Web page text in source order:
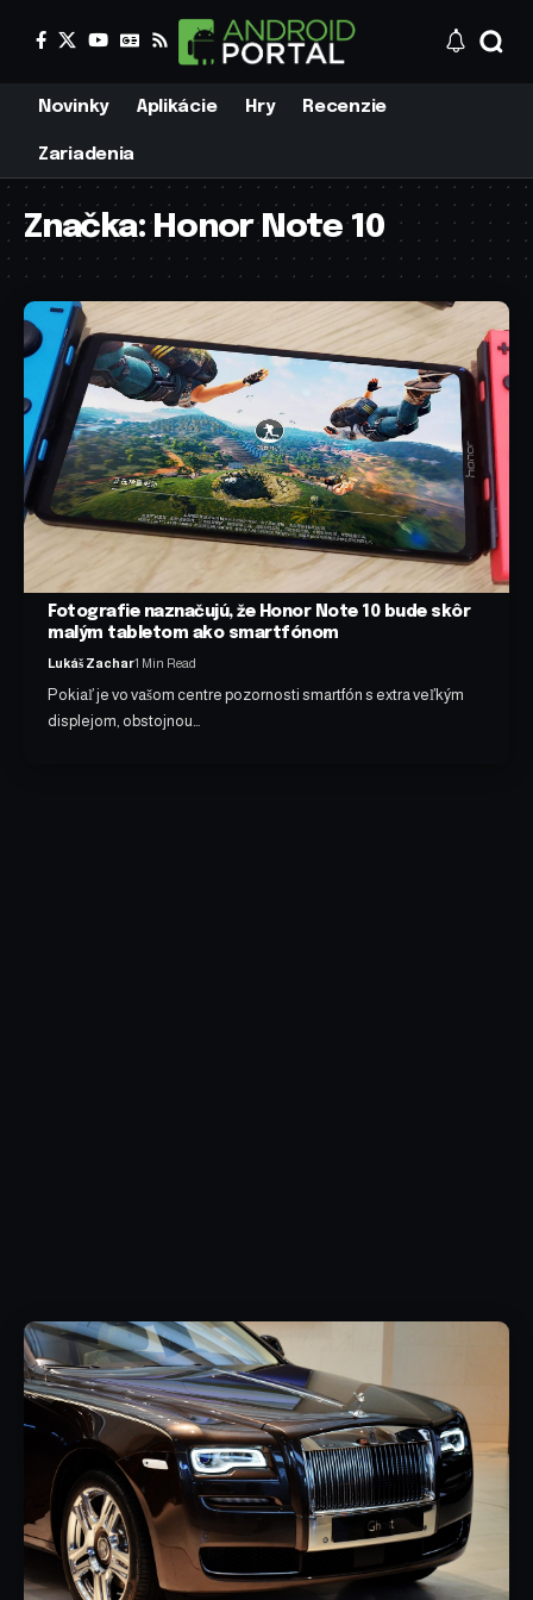
Novinky Aplikácie Hry Recenzie
Zariadenia
Značka:Honor Note 10
Fotografie naznačujú, že Honor Note 10 bude skôr
malým tabletom ako smartfónom
Lukáš Zachar1 Min Read
Pokiaľ je vo vašom centre pozornosti smartfón s extra veľkým
displejom, obstojnou…